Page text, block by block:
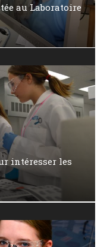
au Laboratoire
intéresser les